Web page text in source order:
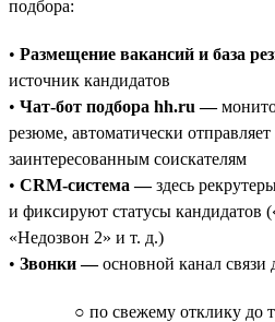
подбора:
• Размещение вакансий и база
источник кандидатов
• Чат-бот подбора hh.ru —
резюме, автоматически
заинтересованным соискателям
• CRM-система —здесь
и фиксируют статусы кандидатов
«Недозвон 2» и т. д.)
• Звонки —основной канал связи
○ по свежему отклику до